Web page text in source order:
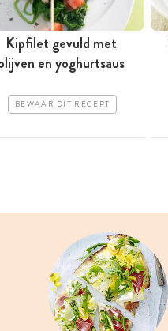
Kipfilet gevuld met
en yoghurtsaus
BEWAAR DIT RECEPT